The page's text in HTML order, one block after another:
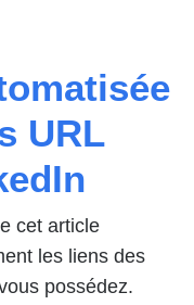
URL
cet article
les liens des
possédez.